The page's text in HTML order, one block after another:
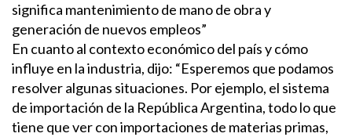
significa mantenimiento de mano de obra y
generación de nuevos empleos”
En cuanto al contexto económico del país y cómo
influye en la industria, dijo: “Esperemos que podamos
resolver algunas situaciones. Por ejemplo, el sistema
de importación de la República Argentina, todo lo que
tiene que ver con importaciones de materias primas,